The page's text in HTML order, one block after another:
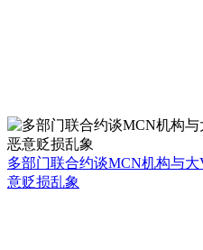
多部门联合约谈MCN机构与
意贬损乱象